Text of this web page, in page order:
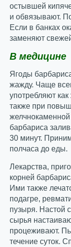
остывшей
и обвязывают.
Если в банках
заменяют
В медицине
Ягоды
жажду. Чаще
употребляют
также при
желчнокаменной
барбариса
30 минут.
полчаса до еды.
Лекарства,
корней
Ими также
подагре,
пузыря. Настой
сырья
процеживают.
течение суток.